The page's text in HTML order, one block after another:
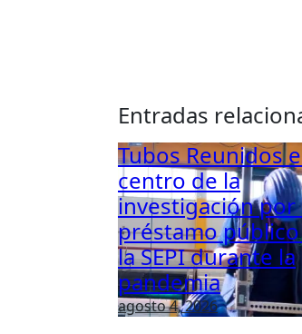
Entradas
Tubos Reunidos
centro de la
investigación por
préstamo
la SEPI durante la
pandemia
agosto 4, 2026